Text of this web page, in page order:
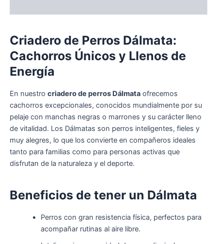
Criadero de Perros Dálmata:
Cachorros Únicos y Llenos de
Energía
En nuestro criadero de perros Dálmata ofrecemos
cachorros excepcionales, conocidos mundialmente por su
pelaje con manchas negras o marrones y su carácter lleno
de vitalidad. Los Dálmatas son perros inteligentes, fieles y
muy alegres, lo que los convierte en compañeros ideales
tanto para familias como para personas activas que
disfrutan de la naturaleza y el deporte.
Beneficios de tener un Dálmata
Perros con gran resistencia física, perfectos para
acompañar rutinas al aire libre.